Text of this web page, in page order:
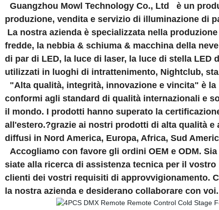
Guangzhou Mowl Technology Co., Ltd
è un
produzione, vendita e servizio di illuminazione di
La nostra azienda è specializzata nella
fredde, la nebbia & schiuma & macchina della
di par di LED, la luce di laser, la luce di stella LED
utilizzati in luoghi di intrattenimento, Nightclub,
"Alta qualità, integrità, innovazione e vincita" è
conformi agli standard di qualità internazionali e
il mondo. I prodotti hanno superato la
all'estero.?grazie ai nostri prodotti di alta qualità
diffusi in Nord America, Europa, Africa, Sud
Accogliamo con favore gli ordini OEM e ODM.
siate alla ricerca di assistenza tecnica per il
clienti dei vostri requisiti di approvvigionamento.
la nostra azienda e desiderano collaborare con voi.